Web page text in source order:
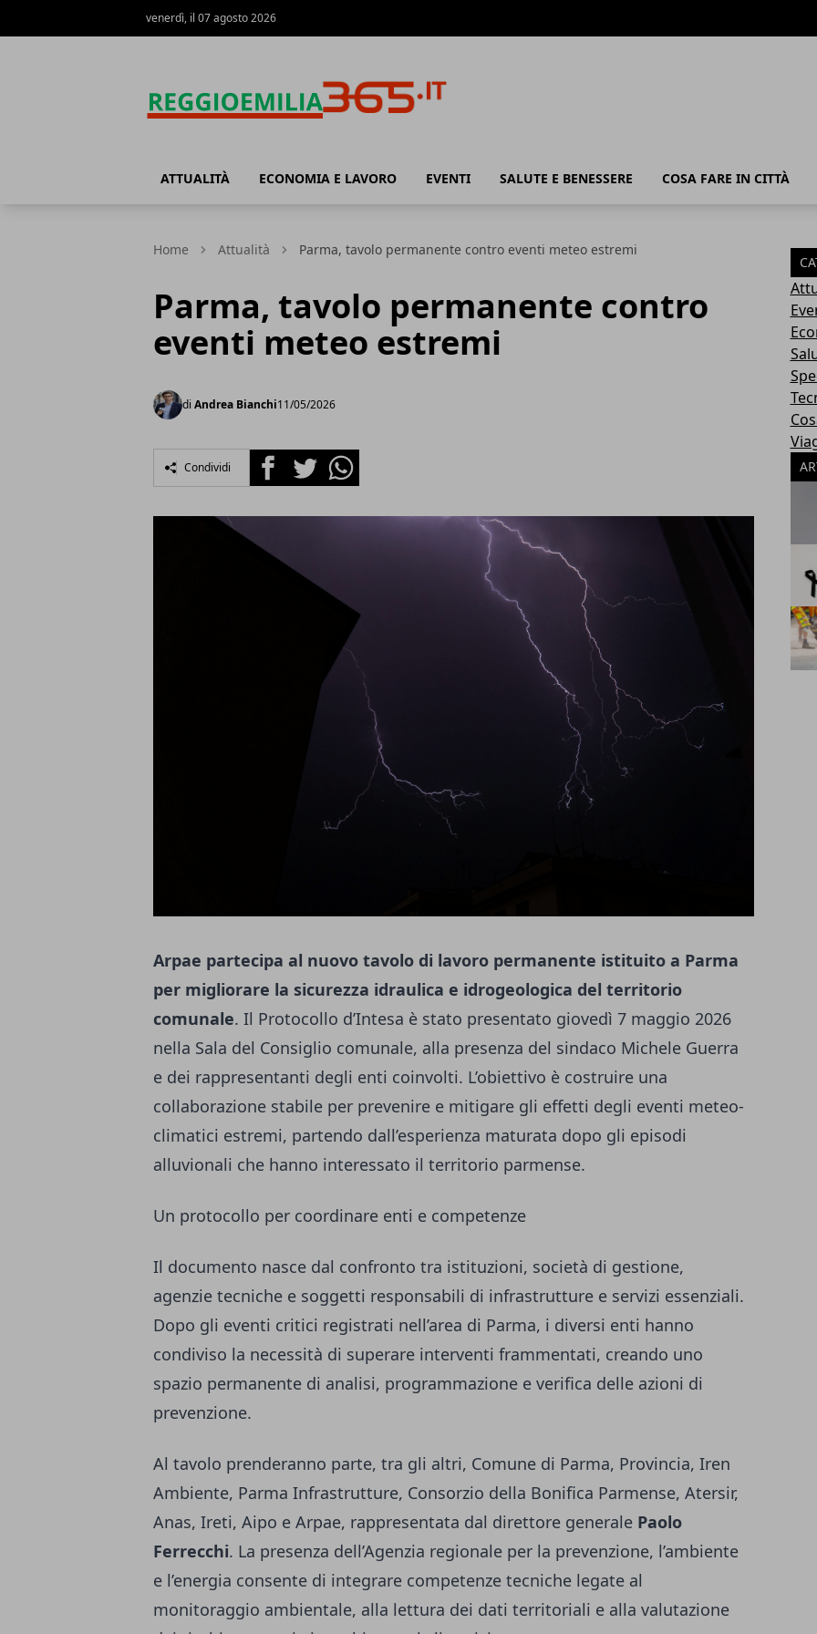
venerdì, il 07 agosto 2026
ATTUALITÀ ECONOMIA E LAVORO EVENTI SALUTE E BENESSERE COSA FARE IN CITTÀ
Home Attualità Parma, tavolo permanente contro eventi meteo estremi
Parma, tavolo permanente contro
eventi meteo estremi
di Andrea Bianchi11/05/2026
Condividi FacebookTwitterWhatsapp
Arpae partecipa al nuovo tavolo di lavoro permanente istituito a Parma
per migliorare la sicurezza idraulica e idrogeologica del territorio
comunale. Il Protocollo d’Intesa è stato presentato giovedì 7 maggio 2026
nella Sala del Consiglio comunale, alla presenza del sindaco Michele Guerra
e dei rappresentanti degli enti coinvolti. L’obiettivo è costruire una
collaborazione stabile per prevenire e mitigare gli effetti degli eventi meteo-
climatici estremi, partendo dall’esperienza maturata dopo gli episodi
alluvionali che hanno interessato il territorio parmense.
Un protocollo per coordinare enti e competenze
Il documento nasce dal confronto tra istituzioni, società di gestione,
agenzie tecniche e soggetti responsabili di infrastrutture e servizi essenziali.
Dopo gli eventi critici registrati nell’area di Parma, i diversi enti hanno
condiviso la necessità di superare interventi frammentati, creando uno
spazio permanente di analisi, programmazione e verifica delle azioni di
prevenzione.
Al tavolo prenderanno parte, tra gli altri, Comune di Parma, Provincia, Iren
Ambiente, Parma Infrastrutture, Consorzio della Bonifica Parmense, Atersir,
Anas, Ireti, Aipo e Arpae, rappresentata dal direttore generale Paolo
Ferrecchi. La presenza dell’Agenzia regionale per la prevenzione, l’ambiente
e l’energia consente di integrare competenze tecniche legate al
monitoraggio ambientale, alla lettura dei dati territoriali e alla valutazione